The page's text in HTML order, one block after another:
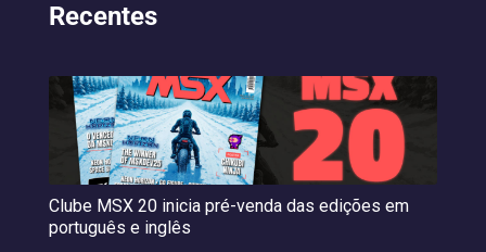
Recentes
Clube MSX 20 inicia pré-venda das edições em
português e inglês